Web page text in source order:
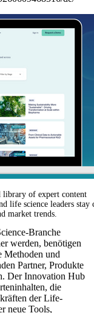
library of expert content
life science leaders stay
market trends.
Branche
werden, benötigen
Methoden und
Partner, Produkte
Der Innovation Hub
die
der Life-
neue Tools,